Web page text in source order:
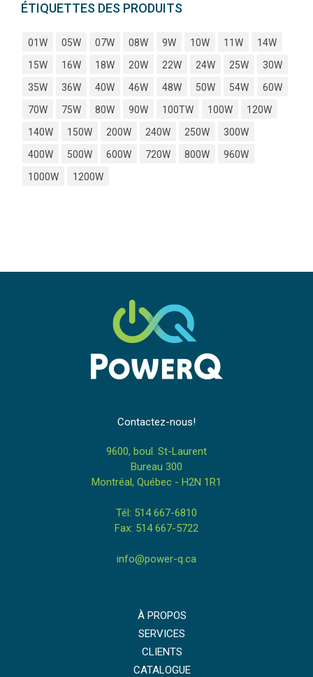
ÉTIQUETTES DES PRODUITS
01W 05W 07W 08W 9W 10W 11W
14W
15W
16W 18W 20W 22W 24W 25W
30W
35W
36W 40W 46W 48W 50W 54W
60W
70W
75W 80W 90W 100TW 100W
120W
140W
150W 200W 240W 250W
300W
400W
500W 600W 720W 800W
960W
1000W
1200W
Contactez-nous!
9600, boul. St-Laurent
Bureau 300
Montréal, Québec - H2N 1R1
Tél: 514 667-6810
Fax: 514 667-5722
info@power-q.ca
À PROPOS
SERVICES
CLIENTS
CATALOGUE